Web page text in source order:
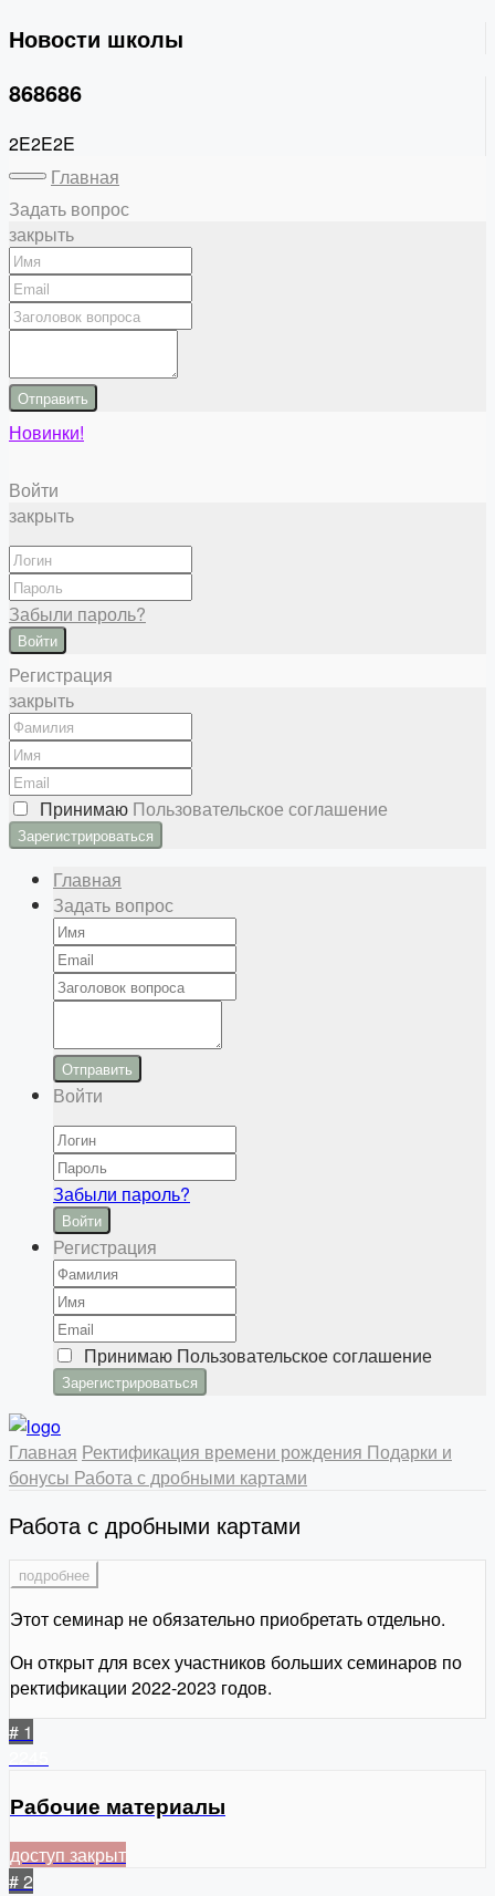
Новости школы
868686
2E2E2E
Главная
Задать вопрос
закрыть
Отправить
Новинки!
Войти
закрыть
Забыли пароль?
Войти
Регистрация
закрыть
Принимаю Пользовательское соглашение
Главная
Задать вопрос
Отправить
Войти
Забыли пароль?
Войти
Регистрация
Принимаю Пользовательское соглашение
Главная Ректификация времени рождения Подарки и
бонусы Работа с дробными картами
Работа с дробными картами
подробнее
Этот семинар не обязательно приобретать отдельно.
Он открыт для всех участников больших семинаров по
ректификации 2022-2023 годов.
# 1
Рабочие материалы
доступ закрыт
# 2